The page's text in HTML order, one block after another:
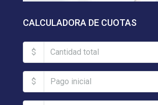
CALCULADORA DE CUOTAS
$
$